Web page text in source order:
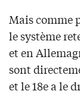
Mais comme
le système
et en
sont
et le 18e a le